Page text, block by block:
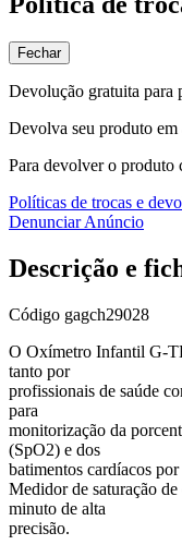
Fechar
Devolução gratuita para
Devolva seu produto em
Para devolver o produto
Políticas de trocas e
Denunciar Anúncio
Descrição e
Código gagch29028
O Oxímetro Infantil G-
tanto por
profissionais de saúde
para
monitorização da
(SpO2) e dos
batimentos cardíacos
Medidor de saturação
minuto de alta
precisão.